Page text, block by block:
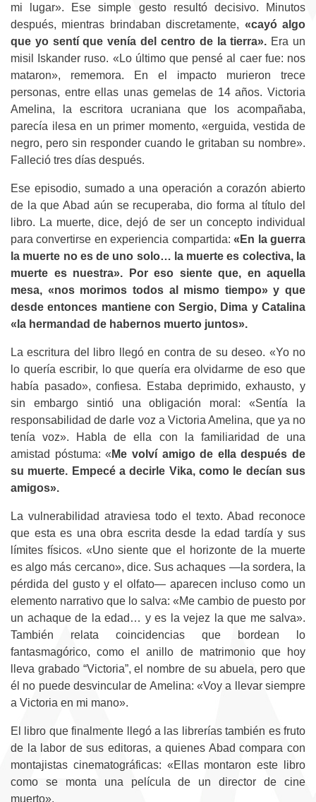
mi lugar». Ese simple gesto resultó decisivo. Minutos
después, mientras brindaban discretamente, «cayó algo
que yo sentí que venía del centro de la tierra». Era un
misil Iskander ruso. «Lo último que pensé al caer fue: nos
mataron», rememora. En el impacto murieron trece
personas, entre ellas unas gemelas de 14 años. Victoria
Amelina, la escritora ucraniana que los acompañaba,
parecía ilesa en un primer momento, «erguida, vestida de
negro, pero sin responder cuando le gritaban su nombre».
Falleció tres días después.
Ese episodio, sumado a una operación a corazón abierto
de la que Abad aún se recuperaba, dio forma al título del
libro. La muerte, dice, dejó de ser un concepto individual
para convertirse en experiencia compartida:«En la guerra
la muerte no es de uno solo… la muerte es colectiva, la
muerte es nuestra». Por eso siente que, en aquella
mesa, «nos morimos todos al mismo tiempo» y que
desde entonces mantiene con Sergio, Dima y Catalina
«la hermandad de habernos muerto juntos».
La escritura del libro llegó en contra de su deseo. «Yo no
lo quería escribir, lo que quería era olvidarme de eso que
había pasado», confiesa. Estaba deprimido, exhausto, y
sin embargo sintió una obligación moral: «Sentía la
responsabilidad de darle voz a Victoria Amelina, que ya no
tenía voz». Habla de ella con la familiaridad de una
amistad póstuma: « Me volví amigo de ella después de
su muerte. Empecé a decirle Vika, como le decían sus
amigos».
La vulnerabilidad atraviesa todo el texto. Abad reconoce
que esta es una obra escrita desde la edad tardía y sus
límites físicos. «Uno siente que el horizonte de la muerte
es algo más cercano», dice. Sus achaques —la sordera, la
pérdida del gusto y el olfato— aparecen incluso como un
elemento narrativo que lo salva: «Me cambio de puesto por
un achaque de la edad… y es la vejez la que me salva».
También relata coincidencias que bordean lo
fantasmagórico, como el anillo de matrimonio que hoy
lleva grabado “Victoria”, el nombre de su abuela, pero que
él no puede desvincular de Amelina: «Voy a llevar siempre
a Victoria en mi mano».
El libro que finalmente llegó a las librerías también es fruto
de la labor de sus editoras, a quienes Abad compara con
montajistas cinematográficas: «Ellas montaron este libro
como se monta una película de un director de cine
muerto».